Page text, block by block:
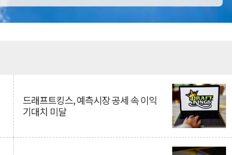
드래프트킹스, 예측시장 공세 속 이익
기대치 미달